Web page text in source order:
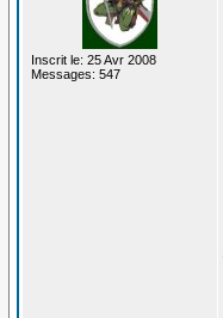
Inscrit le: 25 Avr 2008
Messages: 547